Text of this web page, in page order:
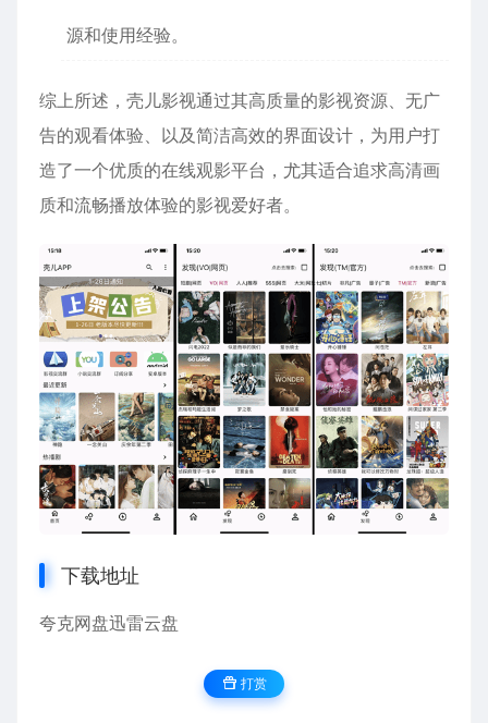
源和使用经验。
综上所述，壳儿影视通过其高质量的影视资源、无广
告的观看体验、以及简洁高效的界面设计，为用户打
造了一个优质的在线观影平台，尤其适合追求高清画
质和流畅播放体验的影视爱好者。
下载地址
夸克网盘迅雷云盘
打赏